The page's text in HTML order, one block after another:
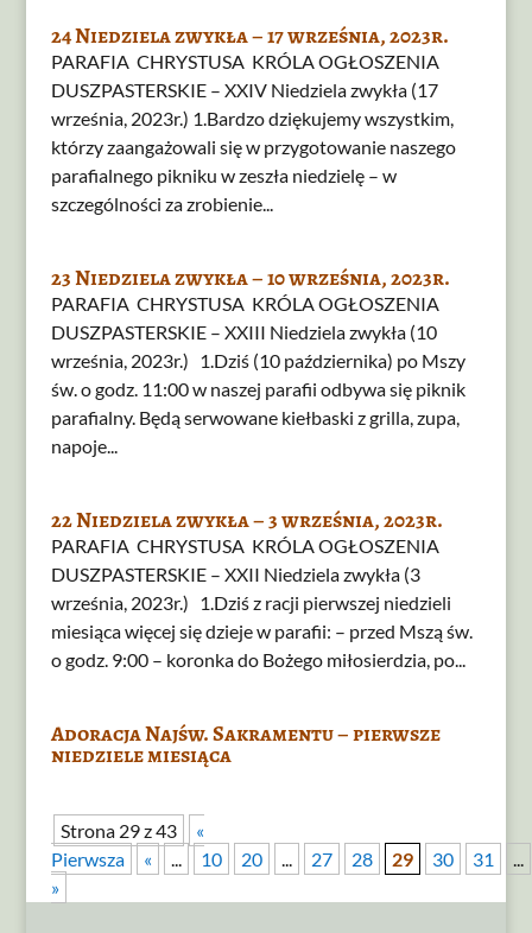
24 Niedziela zwykła – 17 września, 2023r.
PARAFIA CHRYSTUSA KRÓLA OGŁOSZENIA
DUSZPASTERSKIE – XXIV Niedziela zwykła (17
września, 2023r.) 1.Bardzo dziękujemy wszystkim,
którzy zaangażowali się w przygotowanie naszego
parafialnego pikniku w zeszła niedzielę – w
szczególności za zrobienie...
23 Niedziela zwykła – 10 września, 2023r.
PARAFIA CHRYSTUSA KRÓLA OGŁOSZENIA
DUSZPASTERSKIE – XXIII Niedziela zwykła (10
września, 2023r.) 1.Dziś (10 października) po Mszy
św. o godz. 11:00 w naszej parafii odbywa się piknik
parafialny. Będą serwowane kiełbaski z grilla, zupa,
napoje...
22 Niedziela zwykła – 3 września, 2023r.
PARAFIA CHRYSTUSA KRÓLA OGŁOSZENIA
DUSZPASTERSKIE – XXII Niedziela zwykła (3
września, 2023r.) 1.Dziś z racji pierwszej niedzieli
miesiąca więcej się dzieje w parafii: – przed Mszą św.
o godz. 9:00 – koronka do Bożego miłosierdzia, po...
Adoracja Najśw. Sakramentu – pierwsze
niedziele miesiąca
Strona 29 z 43
«
Pierwsza
« ... 10 20 ... 27 28 29 30 31
...
»